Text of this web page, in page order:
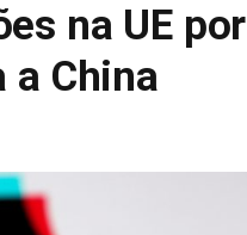
na UE por
a China